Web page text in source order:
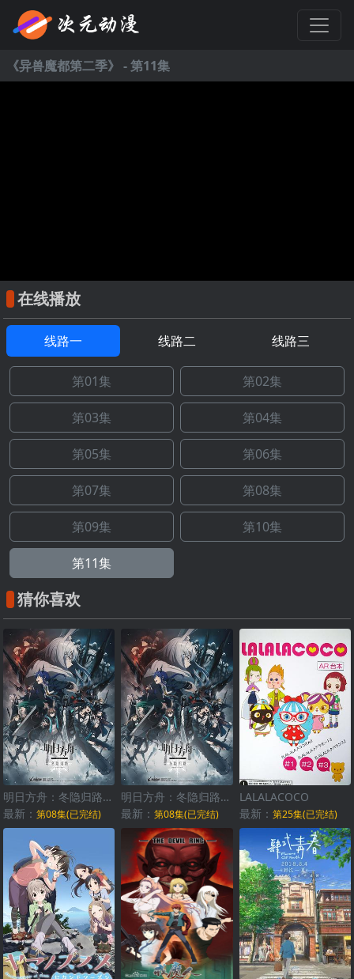
《异兽魔都第二季》 - 第11集
在线播放
线路一 线路二 线路三
第01集 第02集
第03集 第04集
第05集 第06集
第07集 第08集
第09集 第10集
第11集
猜你喜欢
明日方舟：冬隐归路国语
最新： 第08集(已完结)
明日方舟：冬隐归路日语
最新：第08集(已完结)
LALALACOCO
最新： 第25集(已完结)